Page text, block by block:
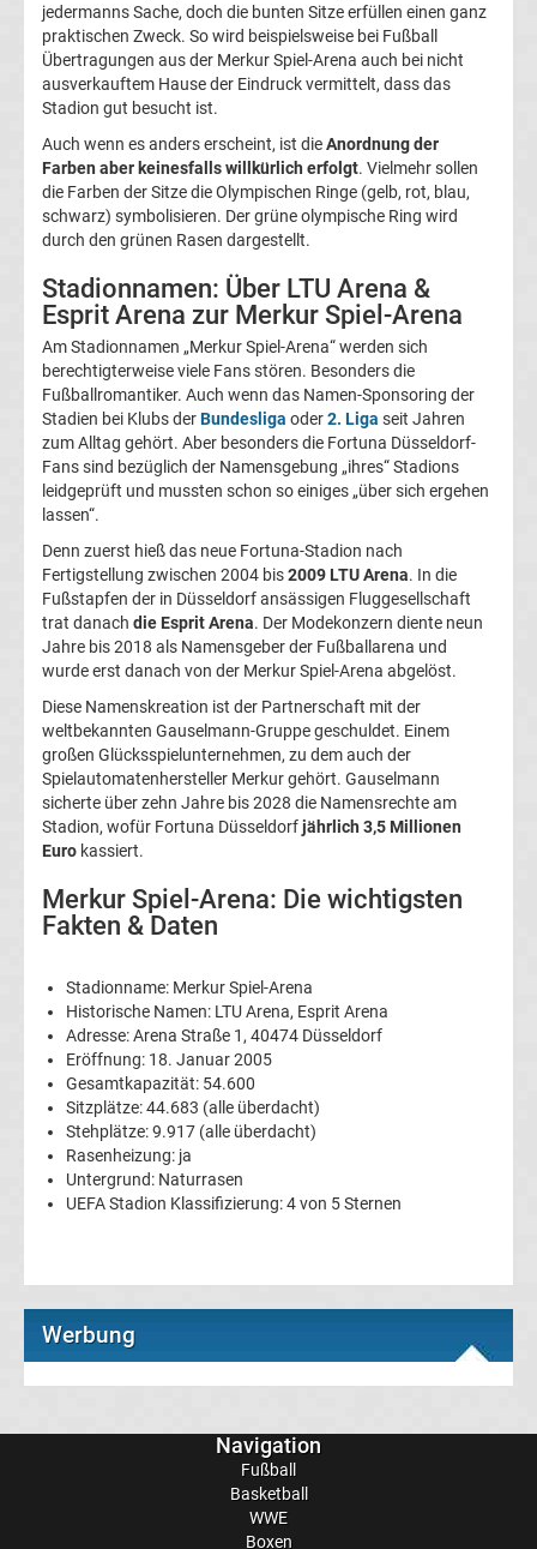
Jahres
Stadion
Liste
Deutschland
Transfermarkt
Bundesliga
Gerüchte
Top-
Aktuell
Bundesliga
Tabelle
Bundesliga
2.
Liga
3.
Liga
Ergebnisse
3.
Liga
DFB-
Pokal
jedermanns Sache, doch die bunten Sitze erfüllen einen ganz
praktischen Zweck. So wird beispielsweise bei Fußball
Übertragungen aus der Merkur Spiel-Arena auch bei nicht
ausverkauftem Hause der Eindruck vermittelt, dass das
Stadion gut besucht ist.
Auch wenn es anders erscheint, ist dieAnordnung der
Farben aber keinesfalls willkürlich erfolgt. Vielmehr sollen
die Farben der Sitze die Olympischen Ringe (gelb, rot, blau,
schwarz) symbolisieren. Der grüne olympische Ring wird
durch den grünen Rasen dargestellt.
Stadionnamen: Über LTU Arena &
Esprit Arena zur Merkur Spiel-Arena
Am Stadionnamen „Merkur Spiel-Arena“ werden sich
berechtigterweise viele Fans stören. Besonders die
Fußballromantiker. Auch wenn das Namen-Sponsoring der
Stadien bei Klubs derBundesliga oder2. Liga seit Jahren
zum Alltag gehört. Aber besonders die Fortuna Düsseldorf-
Fans sind bezüglich der Namensgebung „ihres“ Stadions
leidgeprüft und mussten schon so einiges „über sich ergehen
lassen“.
Denn zuerst hieß das neue Fortuna-Stadion nach
Fertigstellung zwischen 2004 bis2009 LTU Arena. In die
Fußstapfen der in Düsseldorf ansässigen Fluggesellschaft
trat danach die Esprit Arena. Der Modekonzern diente neun
Jahre bis 2018 als Namensgeber der Fußballarena und
wurde erst danach von der Merkur Spiel-Arena abgelöst.
Diese Namenskreation ist der Partnerschaft mit der
weltbekannten Gauselmann-Gruppe geschuldet. Einem
großen Glücksspielunternehmen, zu dem auch der
Spielautomatenhersteller Merkur gehört. Gauselmann
sicherte über zehn Jahre bis 2028 die Namensrechte am
Stadion, wofür Fortuna Düsseldorfjährlich 3,5 Millionen
Euro kassiert.
Merkur Spiel-Arena: Die wichtigsten
Fakten & Daten
Stadionname: Merkur Spiel-Arena
Historische Namen: LTU Arena, Esprit Arena
Adresse: Arena Straße 1, 40474 Düsseldorf
Eröffnung: 18. Januar 2005
Gesamtkapazität: 54.600
Sitzplätze: 44.683 (alle überdacht)
Stehplätze: 9.917 (alle überdacht)
Rasenheizung: ja
Untergrund: Naturrasen
UEFA Stadion Klassifizierung: 4 von 5 Sternen
Werbung
Navigation
Fußball
Basketball
WWE
Boxen